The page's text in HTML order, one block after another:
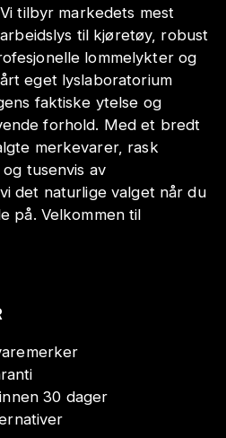
tilbyr markedets mest
til kjøretøy, robust
lommelykter og
eget lyslaboratorium
faktiske ytelse og
forhold. Med et bredt
merkevarer, rask
tusenvis av
det naturlige valget når du
på. Velkommen til
30 dager